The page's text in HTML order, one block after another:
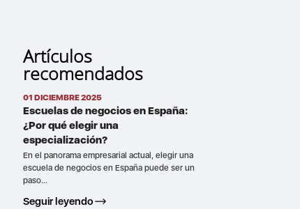
Artículos
recomendados
01 DICIEMBRE 2025
Escuelas de negocios en España:
¿Por qué elegir una
especialización?
En el panorama empresarial actual, elegir una
escuela de negocios en España puede ser un
paso...
Seguir leyendo